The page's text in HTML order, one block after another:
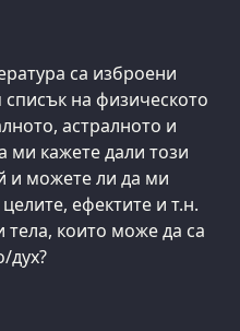
са изброени
на физическото
астралното и
ми кажете дали този
и можете ли да ми
ефектите и т.н.
тела, които може да са
дух?